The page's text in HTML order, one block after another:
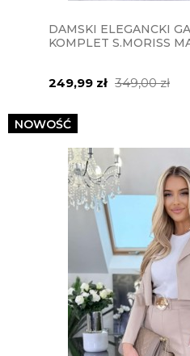
DAMSKI ELEGANCKI
KOMPLET S.MORISS
249,99 zł 349,00 zł
NOWOŚĆ